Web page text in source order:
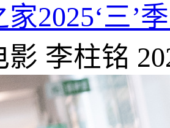
家2025‘三’
影 李柱铭